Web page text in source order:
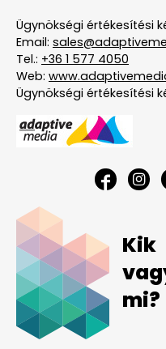
Ügynökségi értékesítési
Email:
Tel.: +36 1 577 4050
Web:
Ügynökségi értékesítési
Kik
mi?